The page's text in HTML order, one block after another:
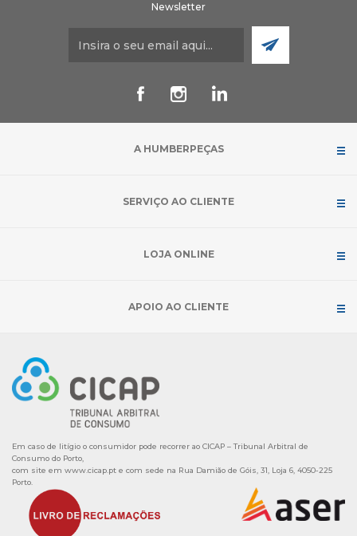
Newsletter
A HUMBERPEÇAS
SERVIÇO AO CLIENTE
LOJA ONLINE
APOIO AO CLIENTE
Em caso de litígio o consumidor pode recorrer ao CICAP – Tribunal Arbitral de
Consumo do Porto,
com site em www.cicap.pt e com sede na Rua Damião de Góis, 31, Loja 6, 4050-225
Porto.